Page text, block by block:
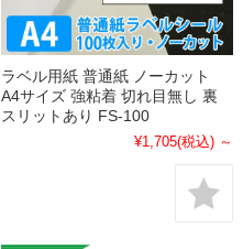
ラベル用紙 普通紙 ノーカット
A4サイズ 強粘着 切れ目無し 裏
スリットあり FS-100
¥1,705(税込) ～